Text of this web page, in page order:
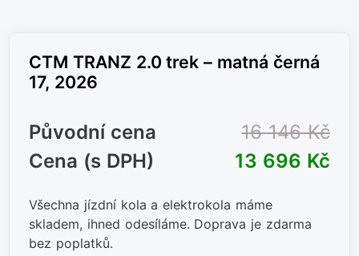
CTM TRANZ 2.0 trek – matná černá
17, 2026
Původní cena
16 146 Kč
Cena (s DPH)
13 696 Kč
Všechna jízdní kola a elektrokola máme
skladem, ihned odesíláme. Doprava je zdarma
bez poplatků.